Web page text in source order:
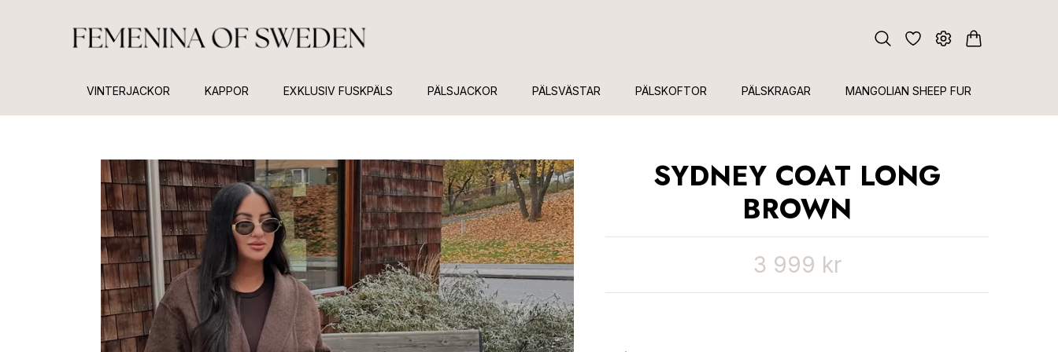
VINTERJACKOR KAPPOR EXKLUSIV FUSKPÄLS PÄLSJACKOR PÄLSVÄSTAR PÄLSKOFTOR PÄLSKRAGAR MANGOLIAN SHEEP FUR
SYDNEY COAT LONG
BROWN
3 999 kr